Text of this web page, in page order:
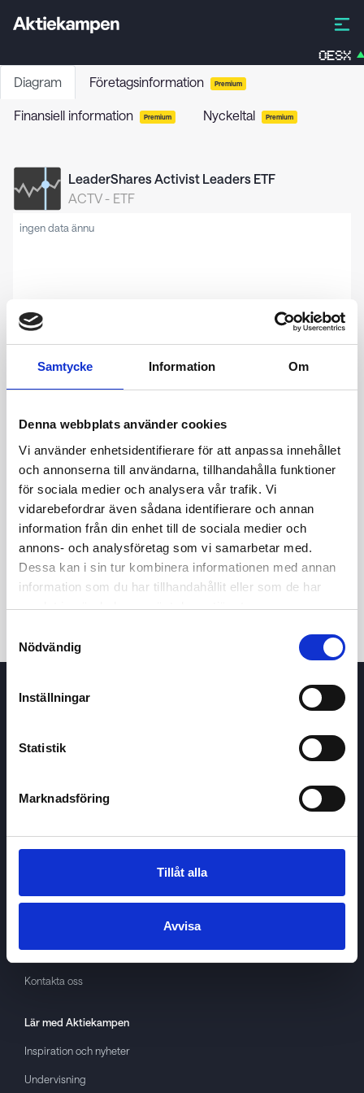
Samtycke Information Om
Denna webbplats använder cookies
Vi använder enhetsidentifierare för att anpassa innehållet
och annonserna till användarna, tillhandahålla funktioner
för sociala medier och analysera vår trafik. Vi
vidarebefordrar även sådana identifierare och annan
information från din enhet till de sociala medier och
annons- och analysföretag som vi samarbetar med.
Dessa kan i sin tur kombinera informationen med annan
information som du har tillhandahållit eller som de har
samlat in när du har använt deras tjänster.
Nödvändig
Inställningar
Statistik
Marknadsföring
Tillåt alla
Avvisa
OESX
Diagram Företagsinformation Premium
Finansiell information Premium Nyckeltal Premium
LeaderShares Activist Leaders ETF
ACTV- ETF
ingen data ännu
24t 7d 1m 3m 1å 5å
Köp / Sälj
OmAktiekampen
About cookies
GDPR
Kontakta oss
Lär med Aktiekampen
Inspiration och nyheter
Undervisning